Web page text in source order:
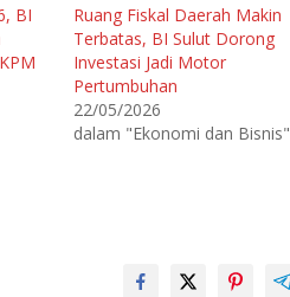
BI
Ruang Fiskal Daerah Makin
Terbatas, BI Sulut Dorong
Investasi Jadi Motor
Pertumbuhan
22/05/2026
dalam "Ekonomi dan Bisnis"